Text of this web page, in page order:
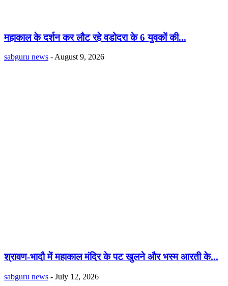
महाकाल के दर्शन कर लौट रहे वडोदरा के 6 युवकों की...
sabguru news - August 9, 2026
श्रावण-भादौ में महाकाल मंदिर के पट खुलने और भस्म आरती के...
sabguru news - July 12, 2026